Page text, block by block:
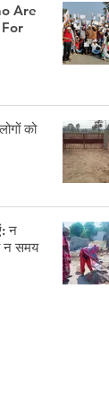
Are
को
न
न समय